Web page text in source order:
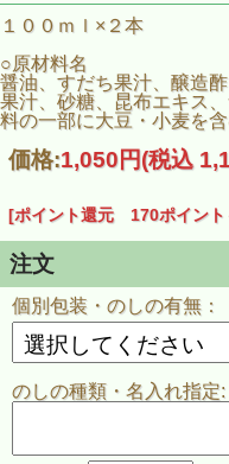
１００ｍｌ×２本
○徳島名産の「すだち」
阿波（徳島）の味覚を代
有の爽やかな香気と酸味
１００ｍｌ×２本
○原材料名
醤油、すだち果汁、醸造
果汁、砂糖、昆布エキス
料の一部に大豆・小麦を含
価格:1,050円(税込
[ポイント還元 170ポイント
注文
個別包装・のしの有無：
のしの種類・名入れ指定: